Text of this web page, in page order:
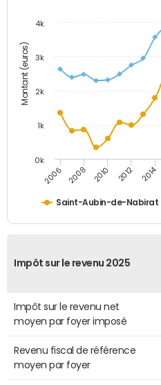
Montant (euros)
Saint-Aubin-de-Nabirat
2006 2008 2010 2012 2014
0k
1k
2k
3k
4k
Impôt sur le revenu 2025
Impôt sur le revenu net
moyen par foyer imposé
Revenu fiscal de référence
moyen par foyer